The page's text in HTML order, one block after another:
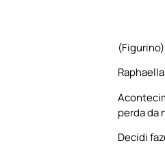
(Figurino)
perda da
Decidi